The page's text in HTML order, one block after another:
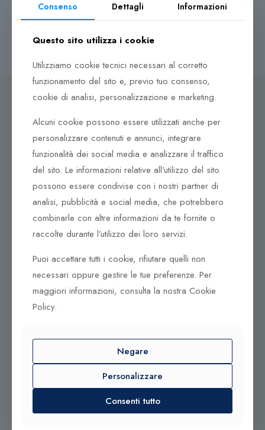
Dove ci puoi trovare
Tel. +39 0932 683156
97100 Ragusa RG
Corso Vittorio Emanuele 79/A
Tel. +39 0933 942394
P.IVA:01235880885 | Sito realizzato daBSS SRL
Contattaci qui
Consenso Dettagli Informazioni
Questo sito utilizza i cookie
Utilizziamo cookie tecnici necessari al corretto
funzionamento del sito e, previo tuo consenso,
cookie di analisi, personalizzazione e marketing.
Alcuni cookie possono essere utilizzati anche per
personalizzare contenuti e annunci, integrare
funzionalità dei social media e analizzare il traffico
del sito. Le informazioni relative all’utilizzo del sito
possono essere condivise con i nostri partner di
analisi, pubblicità e social media, che potrebbero
combinarle con altre informazioni da te fornite o
raccolte durante l’utilizzo dei loro servizi.
Puoi accettare tutti i cookie, rifiutare quelli non
necessari oppure gestire le tue preferenze. Per
maggiori informazioni, consulta la nostra Cookie
Policy.
Negare
Personalizzare
Consenti tutto